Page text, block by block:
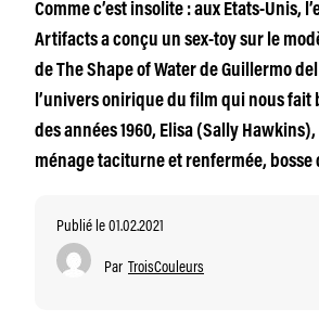
Comme c’est insolite : aux Etats-Unis,
Artifacts a conçu un sex-toy sur le
de The Shape of Water de Guillermo
l’univers onirique du film qui nous fait
des années 1960, Elisa (Sally
ménage taciturne et renfermée, bosse
Publié le 01.02.2021
Par TroisCouleurs